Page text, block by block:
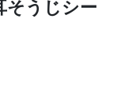
そうじシー